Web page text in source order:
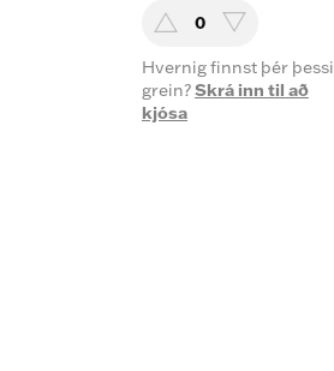
0
Hvernig finnst þér þessi
grein?Skrá inn til að
kjósa